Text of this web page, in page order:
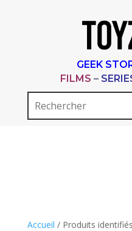
GEEK
FILMS –
Accueil / Produits